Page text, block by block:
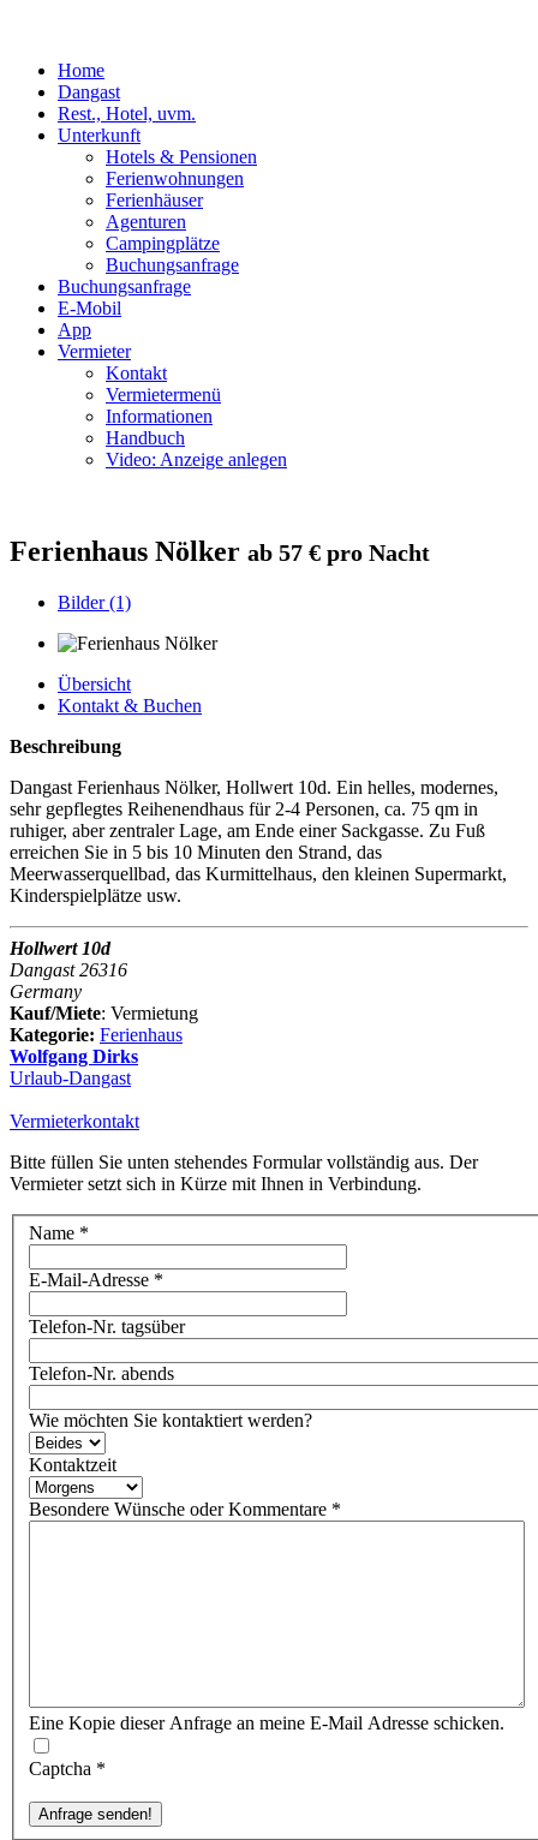
Home
Dangast
Rest., Hotel, uvm.
Unterkunft
Hotels & Pensionen
Ferienwohnungen
Ferienhäuser
Agenturen
Campingplätze
Buchungsanfrage
Buchungsanfrage
E-Mobil
App
Vermieter
Kontakt
Vermietermenü
Informationen
Handbuch
Video: Anzeige anlegen
Ferienhaus Nölker ab 57 € pro Nacht
Bilder (1)
Übersicht
Kontakt & Buchen
Beschreibung
Dangast Ferienhaus Nölker, Hollwert 10d. Ein helles, modernes,
sehr gepflegtes Reihenendhaus für 2-4 Personen, ca. 75 qm in
ruhiger, aber zentraler Lage, am Ende einer Sackgasse. Zu Fuß
erreichen Sie in 5 bis 10 Minuten den Strand, das
Meerwasserquellbad, das Kurmittelhaus, den kleinen Supermarkt,
Kinderspielplätze usw.
Hollwert 10d
Dangast 26316
Germany
Kauf/Miete: Vermietung
Kategorie: Ferienhaus
Wolfgang Dirks
Urlaub-Dangast
Vermieterkontakt
Bitte füllen Sie unten stehendes Formular vollständig aus. Der
Vermieter setzt sich in Kürze mit Ihnen in Verbindung.
Name *
E-Mail-Adresse *
Telefon-Nr. tagsüber
Telefon-Nr. abends
Wie möchten Sie kontaktiert werden?
Kontaktzeit
Besondere Wünsche oder Kommentare *
Eine Kopie dieser Anfrage an meine E-Mail Adresse schicken.
Captcha *